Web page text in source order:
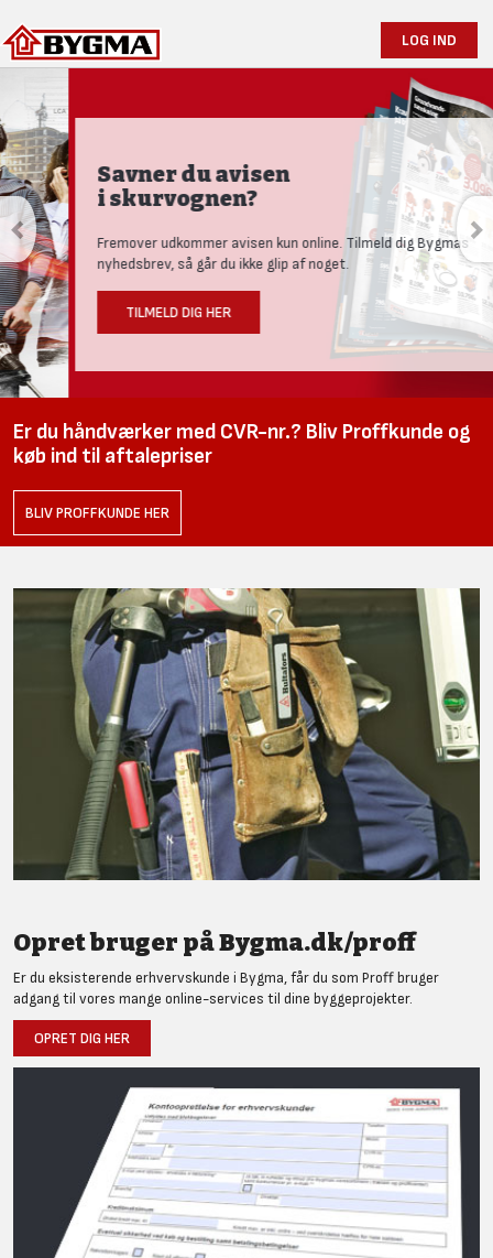
LOG IND
Savner du avisen
i skurvognen?
Fremover udkommer avisen kun online. Tilmeld dig Bygmas
nyhedsbrev, så går du ikke glip af noget.
TILMELD DIG HER
Er du håndværker med CVR-nr.? Bliv Proffkunde og
køb ind til aftalepriser
BLIV PROFFKUNDE HER
Opret bruger på Bygma.dk/proff
Er du eksisterende erhvervskunde i Bygma, får du som Proff bruger
adgang til vores mange online-services til dine byggeprojekter.
OPRET DIG HER